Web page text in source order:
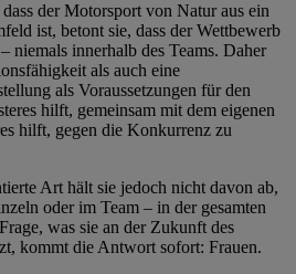
der Motorsport von Natur aus ein
ist, betont sie, dass der Wettbewerb
niemals innerhalb des Teams. Daher
als auch eine
als Voraussetzungen für den
hilft, gemeinsam mit dem eigenen
hilft, gegen die Konkurrenz zu
Art hält sie jedoch nicht davon ab,
oder im Team – in der gesamten
was sie an der Zukunft des
kommt die Antwort sofort: Frauen.